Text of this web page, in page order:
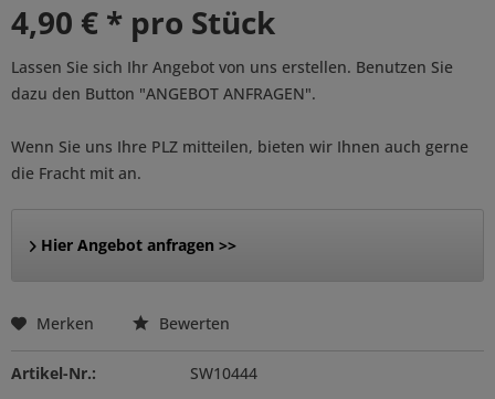
4,90 € * pro Stück
Lassen Sie sich Ihr Angebot von uns erstellen. Benutzen Sie
dazu den Button "ANGEBOT ANFRAGEN".
Wenn Sie uns Ihre PLZ mitteilen, bieten wir Ihnen auch gerne
die Fracht mit an.
Hier Angebot anfragen >>
Merken Bewerten
Artikel-Nr.: SW10444